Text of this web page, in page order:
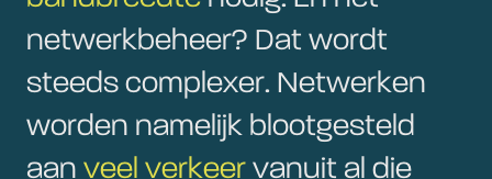
netwerkbeheer? Dat wordt
steeds complexer. Netwerken
worden namelijk blootgesteld
aan veel verkeer vanuit al die